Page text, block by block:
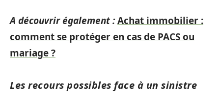
A découvrir également :Achat immobilier :
comment se protéger en cas de PACS ou
mariage ?
Les recours possibles face à un sinistre